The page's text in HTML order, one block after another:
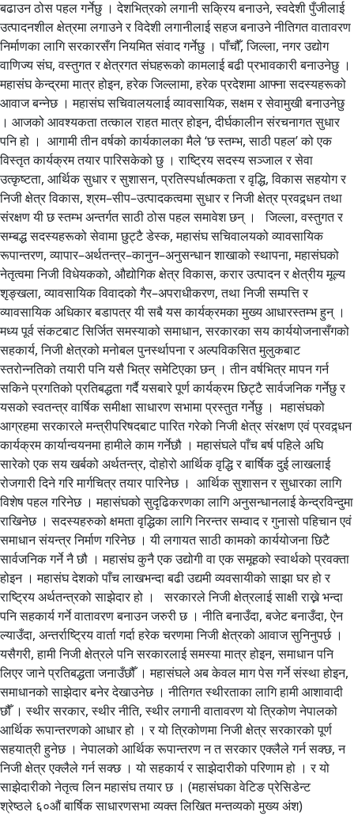
बढाउन ठोस पहल गर्नेछु । देशभित्रको लगानी सक्रिय बनाउने, स्वदेशी पुँजीलाई
उत्पादनशील क्षेत्रमा लगाउने र विदेशी लगानीलाई सहज बनाउने नीतिगत वातावरण
निर्माणका लागि सरकारसँग नियमित संवाद गर्नेछु । पाँचौँ, जिल्ला, नगर उद्योग
वाणिज्य संघ, वस्तुगत र क्षेत्रगत संघहरूको कामलाई बढी प्रभावकारी बनाउनेछु ।
महासंघ केन्द्रमा मात्र होइन, हरेक जिल्लामा, हरेक प्रदेशमा आफ्ना सदस्यहरूको
आवाज बन्नेछ । महासंघ सचिवालयलाई व्यावसायिक, सक्षम र सेवामुखी बनाउनेछु
। आजको आवश्यकता तत्काल राहत मात्र होइन, दीर्घकालीन संरचनागत सुधार
पनि हो । आगामी तीन वर्षको कार्यकालका मैले ‘छ स्तम्भ, साठी पहल’ को एक
विस्तृत कार्यक्रम तयार पारिसकेको छु । राष्ट्रिय सदस्य सञ्जाल र सेवा
उत्कृष्टता, आर्थिक सुधार र सुशासन, प्रतिस्पर्धात्मकता र वृद्धि, विकास सहयोग र
निजी क्षेत्र विकास, श्रम–सीप–उत्पादकत्वमा सुधार र निजी क्षेत्र प्रवद्र्धन तथा
संरक्षण यी छ स्तम्भ अन्तर्गत साठी ठोस पहल समावेश छन् । जिल्ला, वस्तुगत र
सम्बद्ध सदस्यहरूको सेवामा छुट्टै डेस्क, महासंघ सचिवालयको व्यावसायिक
रूपान्तरण, व्यापार–अर्थतन्त्र–कानुन–अनुसन्धान शाखाको स्थापना, महासंघको
नेतृत्वमा निजी विधेयकको, औद्योगिक क्षेत्र विकास, करार उत्पादन र क्षेत्रीय मूल्य
शृङ्खला, व्यावसायिक विवादको गैर–अपराधीकरण, तथा निजी सम्पत्ति र
व्यावसायिक अधिकार बडापत्र यी सबै यस कार्यक्रमका मुख्य आधारस्तम्भ हुन् ।
मध्य पूर्व संकटबाट सिर्जित समस्याको समाधान, सरकारका सय कार्ययोजनासँगको
सहकार्य, निजी क्षेत्रको मनोबल पुनर्स्थापना र अल्पविकसित मुलुकबाट
स्तरोन्नतिको तयारी पनि यसै भित्र समेटिएका छन् । तीन वर्षभित्र मापन गर्न
सकिने प्रगतिको प्रतिबद्धता गर्दै यसबारे पूर्ण कार्यक्रम छिट्टै सार्वजनिक गर्नेछु र
यसको स्वतन्त्र वार्षिक समीक्षा साधारण सभामा प्रस्तुत गर्नेछु । महासंघको
आग्रहमा सरकारले मन्त्रीपरिषदबाट पारित गरेको निजी क्षेत्र संरक्षण एवं प्रवद्र्धन
कार्यक्रम कार्यान्वयनमा हामीले काम गर्नेछौ । महासंघले पाँच बर्ष पहिले अघि
सारेको एक सय खर्बको अर्थतन्त्र, दोहोरो आर्थिक वृद्धि र बार्षिक दुई लाखलाई
रोजगारी दिने गरि मार्गचित्र तयार पारिनेछ । आर्थिक सुशासन र सुधारका लागि
विशेष पहल गरिनेछ । महासंघको सुदृढिकरणका लागि अनुसन्धानलाई केन्द्रविन्दुमा
राखिनेछ । सदस्यहरुको क्षमता वृद्धिका लागि निरन्तर सम्वाद र गुनासो पहिचान एवं
समाधान संयन्त्र निर्माण गरिनेछ । यी लगायत साठी कामको कार्ययोजना छिटै
सार्वजनिक गर्ने नै छौ । महासंघ कुनै एक उद्योगी वा एक समूहको स्वार्थको प्रवक्ता
होइन । महासंघ देशको पाँच लाखभन्दा बढी उद्यमी व्यवसायीको साझा घर हो र
राष्ट्रिय अर्थतन्त्रको साझेदार हो । सरकारले निजी क्षेत्रलाई साक्षी राख्ने भन्दा
पनि सहकार्य गर्ने वातावरण बनाउन जरुरी छ । नीति बनाउँदा, बजेट बनाउँदा, ऐन
ल्याउँदा, अन्तर्राष्ट्रिय वार्ता गर्दा हरेक चरणमा निजी क्षेत्रको आवाज सुनिनुपर्छ ।
यसैगरी, हामी निजी क्षेत्रले पनि सरकारलाई समस्या मात्र होइन, समाधान पनि
लिएर जाने प्रतिबद्धता जनाउँछौँ । महासंघले अब केवल माग पेस गर्ने संस्था होइन,
समाधानको साझेदार बनेर देखाउनेछ । नीतिगत स्थीरताका लागि हामी आशावादी
छौँ । स्थीर सरकार, स्थीर नीति, स्थीर लगानी वातावरण यो त्रिकोण नेपालको
आर्थिक रूपान्तरणको आधार हो । र यो त्रिकोणमा निजी क्षेत्र सरकारको पूर्ण
सहयात्री हुनेछ । नेपालको आर्थिक रूपान्तरण न त सरकार एक्लैले गर्न सक्छ, न
निजी क्षेत्र एक्लैले गर्न सक्छ । यो सहकार्य र साझेदारीको परिणाम हो । र यो
साझेदारीको नेतृत्व लिन महासंघ तयार छ । (महासंघका वेटिङ प्रेसिडेन्ट
श्रेष्ठले ६०औं बार्षिक साधारणसभा व्यक्त लिखित मन्तव्यकाे मुख्य अंश)